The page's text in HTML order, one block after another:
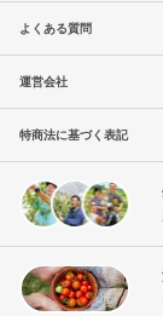
よくある質問
運営会社
特商法に基づく表記